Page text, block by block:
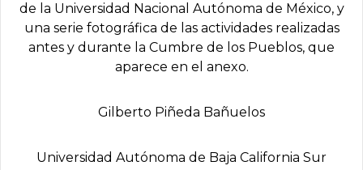
de la Universidad Nacional Autónoma de México, y
una serie fotográfica de las actividades realizadas
antes y durante la Cumbre de los Pueblos, que
aparece en el anexo.
Gilberto Piñeda Bañuelos
Universidad Autónoma de Baja California Sur